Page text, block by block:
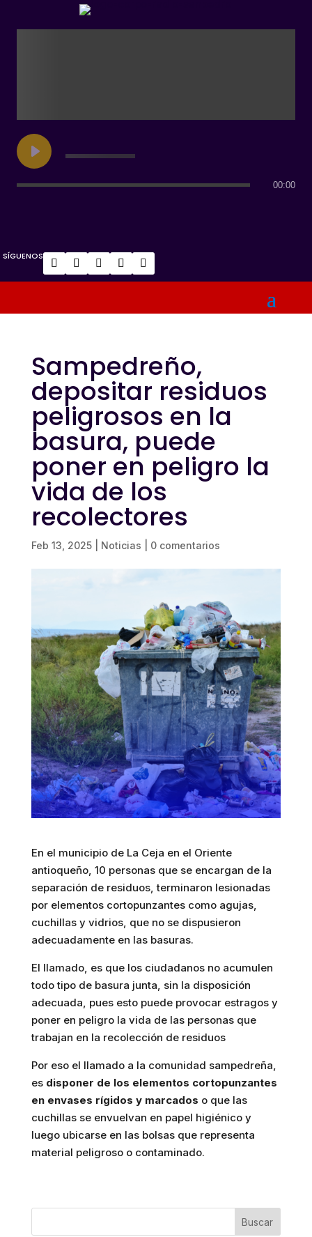
00:00
SÍGUENOS
Sampedreño,
depositar residuos
peligrosos en la
basura, puede
poner en peligro la
vida de los
recolectores
Feb 13, 2025| Noticias 0 comentarios
En el municipio de La Ceja en el Oriente
antioqueño, 10 personas que se encargan de la
separación de residuos, terminaron lesionadas
por elementos cortopunzantes como agujas,
cuchillas y vidrios, que no se dispusieron
adecuadamente en las basuras.
El llamado, es que los ciudadanos no acumulen
todo tipo de basura junta, sin la disposición
adecuada, pues esto puede provocar estragos y
poner en peligro la vida de las personas que
trabajan en la recolección de residuos
Por eso el llamado a la comunidad sampedreña,
es disponer de los elementos cortopunzantes
en envases rígidos y marcados o que las
cuchillas se envuelvan en papel higiénico y
luego ubicarse en las bolsas que representa
material peligroso o contaminado.